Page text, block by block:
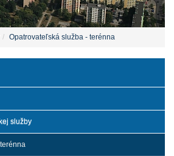
Opatrovateľská služba - terénna
služby